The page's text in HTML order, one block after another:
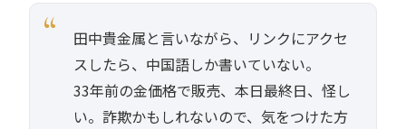
田中貴金属と言いながら、リンクにアクセ
スしたら、中国語しか書いていない。
33年前の金価格で販売、本日最終日、怪し
い。詐欺かもしれないので、気をつけた方